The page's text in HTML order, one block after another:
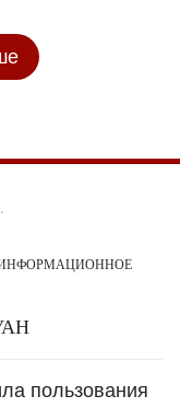
ИНФОРМАЦИОННОЕ
пользования